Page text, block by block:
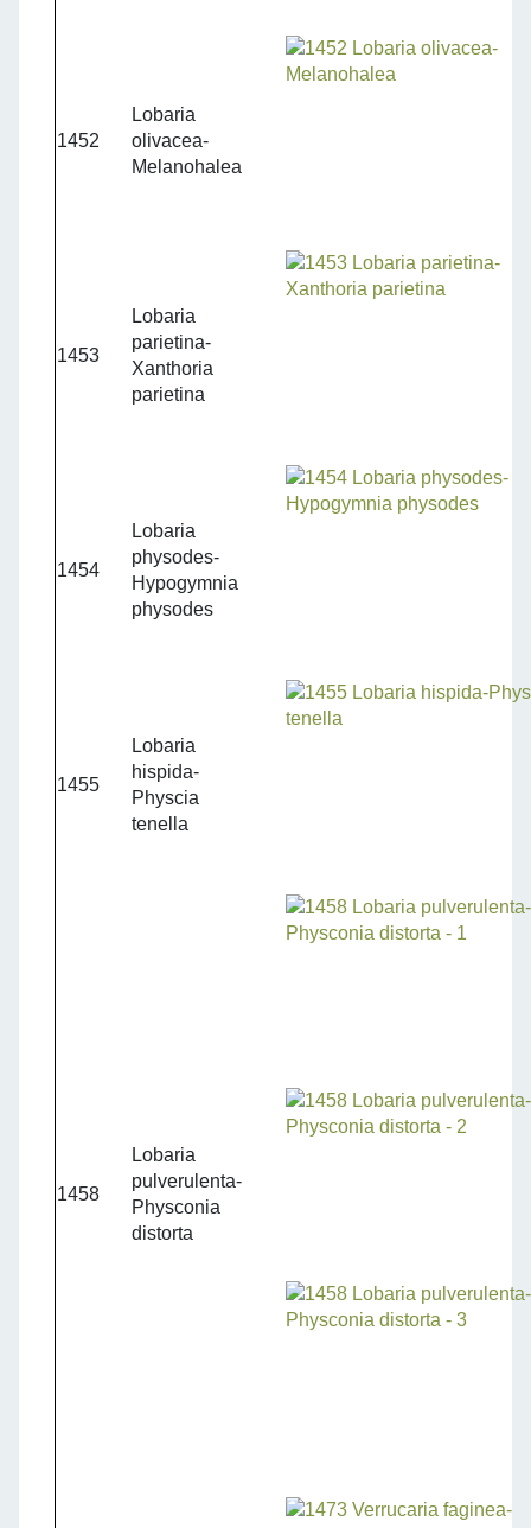
1452
Lobaria
olivacea-
Melanohalea
1453
Lobaria
parietina-
Xanthoria
parietina
1454
Lobaria
physodes-
Hypogymnia
physodes
1455
Lobaria
hispida-
Physcia
tenella
1458
Lobaria
pulverulenta-
Physconia
distorta